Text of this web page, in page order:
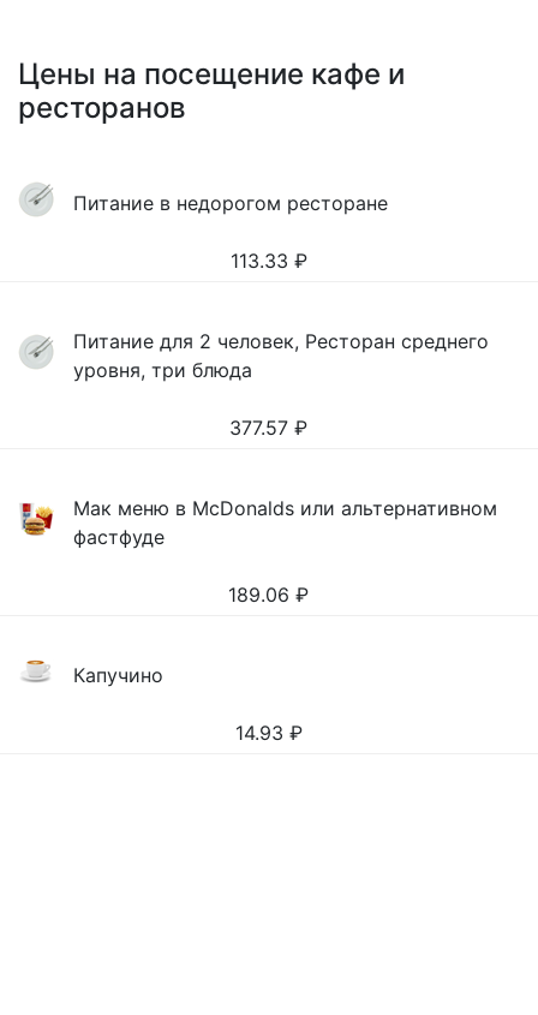
Цены на посещение кафе и
ресторанов
Питание в недорогом ресторане
113.33 ₽
Питание для 2 человек, Ресторан среднего
уровня, три блюда
377.57 ₽
Мак меню в McDonalds или альтернативном
фастфуде
189.06 ₽
Капучино
14.93 ₽